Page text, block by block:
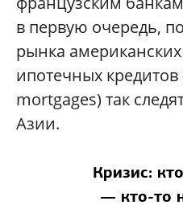
в первую очередь,
рынка
ипотечных
mortgages) так
Азии.
Кризис:
— кто-то